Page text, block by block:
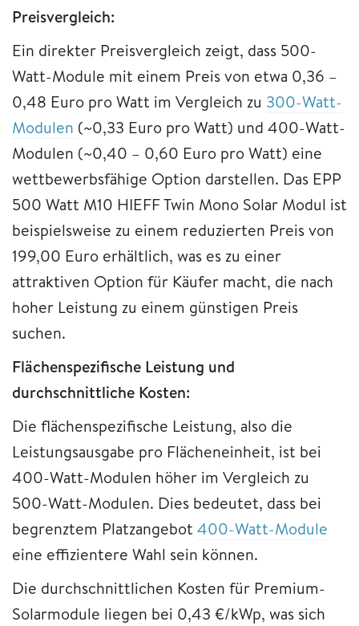
Preisvergleich:
Ein direkter Preisvergleich zeigt, dass 500-
Watt-Module mit einem Preis von etwa 0,36 –
0,48 Euro pro Watt im Vergleich zu 300-Watt-
Modulen (~0,33 Euro pro Watt) und 400-Watt-
Modulen (~0,40 – 0,60 Euro pro Watt) eine
wettbewerbsfähige Option darstellen. Das EPP
500 Watt M10 HIEFF Twin Mono Solar Modul ist
beispielsweise zu einem reduzierten Preis von
199,00 Euro erhältlich, was es zu einer
attraktiven Option für Käufer macht, die nach
hoher Leistung zu einem günstigen Preis
suchen.
Flächenspezifische Leistung und
durchschnittliche Kosten:
Die flächenspezifische Leistung, also die
Leistungsausgabe pro Flächeneinheit, ist bei
400-Watt-Modulen höher im Vergleich zu
500-Watt-Modulen. Dies bedeutet, dass bei
begrenztem Platzangebot 400-Watt-Module
eine effizientere Wahl sein können.
Die durchschnittlichen Kosten für Premium-
Solarmodule liegen bei 0,43 €/kWp, was sich